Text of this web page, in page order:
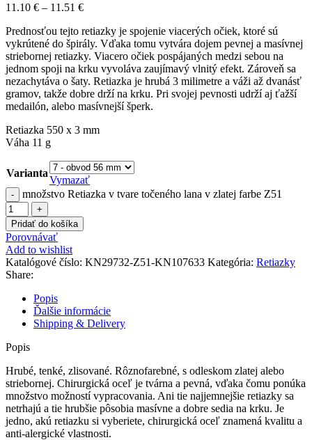
11.10 € – 11.51 €
Prednosťou tejto retiazky je spojenie viacerých očiek, ktoré sú
vykrútené do špirály. Vďaka tomu vytvára dojem pevnej a masívnej
striebornej retiazky. Viacero očiek pospájaných medzi sebou na
jednom spoji na krku vyvoláva zaujímavý vlnitý efekt. Zároveň sa
nezachytáva o šaty. Retiazka je hrubá 3 milimetre a váži až dvanásť
gramov, takže dobre drží na krku. Pri svojej pevnosti udrží aj ťažší
medailón, alebo masívnejší šperk.
Retiazka 550 x 3 mm
Váha 11 g
Varianta
Vymazať
množstvo Retiazka v tvare točeného lana v zlatej farbe Z51
Pridať do košíka
Porovnávať
Add to wishlist
Katalógové číslo: KN29732-Z51-KN107633 Kategória: Retiazky
Share:
Popis
Ďalšie informácie
Shipping & Delivery
Popis
Hrubé, tenké, zlisované. Rôznofarebné, s odleskom zlatej alebo
striebornej. Chirurgická oceľ je tvárna a pevná, vďaka čomu ponúka
množstvo možností vypracovania. Ani tie najjemnejšie retiazky sa
netrhajú a tie hrubšie pôsobia masívne a dobre sedia na krku. Je
jedno, akú retiazku si vyberiete, chirurgická oceľ znamená kvalitu a
anti-alergické vlastnosti.